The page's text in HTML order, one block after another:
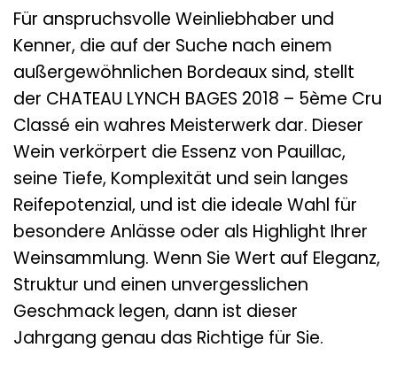
Für anspruchsvolle Weinliebhaber und
Kenner, die auf der Suche nach einem
außergewöhnlichen Bordeaux sind, stellt
der CHATEAU LYNCH BAGES 2018 – 5ème Cru
Classé ein wahres Meisterwerk dar. Dieser
Wein verkörpert die Essenz von Pauillac,
seine Tiefe, Komplexität und sein langes
Reifepotenzial, und ist die ideale Wahl für
besondere Anlässe oder als Highlight Ihrer
Weinsammlung. Wenn Sie Wert auf Eleganz,
Struktur und einen unvergesslichen
Geschmack legen, dann ist dieser
Jahrgang genau das Richtige für Sie.